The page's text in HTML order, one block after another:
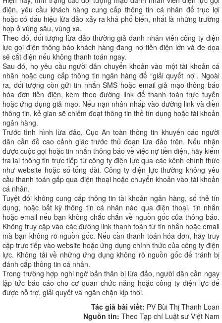
điện, yêu cầu khách hàng cung cấp thông tin cá nhân để trục lợi
hoặc có dấu hiệu lừa đảo xảy ra khá phổ biến, nhất là những trường
hợp ở vùng sâu, vùng xa.
Theo đó, đối tượng lừa đảo thường giả danh nhân viên công ty điện
lực gọi điện thông báo khách hàng đang nợ tiền điện lớn và đe dọa
sẽ cắt điện nếu không thanh toán ngay.
Sau đó, họ yêu cầu người dân chuyển khoản vào một tài khoản cá
nhân hoặc cung cấp thông tin ngân hàng để “giải quyết nợ”. Ngoài
ra, đối tượng còn gửi tin nhắn SMS hoặc email giả mạo thông báo
hóa đơn tiền điện, kèm theo đường link để thanh toán trực tuyến
hoặc ứng dụng giả mạo. Nếu nạn nhân nhấp vào đường link và điền
thông tin, kẻ gian sẽ chiếm đoạt thông tin thẻ tín dụng hoặc tài khoản
ngân hàng.
Trước tình hình lừa đảo, Cục An toàn thông tin khuyến cáo người
dân cần đề cao cảnh giác trước thủ đoạn lừa đảo trên. Nếu nhận
được cuộc gọi hoặc tin nhắn thông báo về việc nợ tiền điện, hãy kiểm
tra lại thông tin trực tiếp từ công ty điện lực qua các kênh chính thức
như website hoặc số tổng đài. Công ty điện lực thường không yêu
cầu thanh toán gấp qua điện thoại hoặc chuyển khoản vào tài khoản
cá nhân.
Tuyệt đối không cung cấp thông tin tài khoản ngân hàng, số thẻ tín
dụng, hoặc bất kỳ thông tin cá nhân nào qua điện thoại, tin nhắn
hoặc email nếu bạn không chắc chắn về nguồn gốc của thông báo.
Không truy cập vào các đường link thanh toán từ tin nhắn hoặc email
mà bạn không rõ nguồn gốc. Nếu cần thanh toán hóa đơn, hãy truy
cập trực tiếp vào website hoặc ứng dụng chính thức của công ty điện
lực. Không tải về những ứng dụng không rõ nguồn gốc để tránh bị
đánh cắp thông tin cá nhân.
Trong trường hợp nghi ngờ bản thân bị lừa đảo, người dân cần ngay
lập tức báo cáo cho cơ quan chức năng hoặc công ty điện lực để
được hỗ trợ, giải quyết và ngăn chặn kịp thời.
Tác giả bài viết: PV Bùi Thị Thanh Loan
Nguồn tin: Theo Tạp chí Luật sư Việt Nam